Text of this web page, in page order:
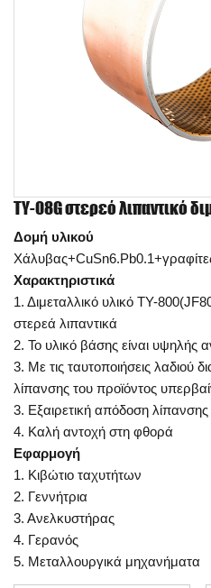
TY-08G στερεό λιπαντικό
Δομή υλικού
Χαρακτηριστικά
1. Διμεταλλικό υλικό TY-
στερεά λιπαντικά
2. Το υλικό βάσης είναι υψηλής
3. Με τις ταυτοποιήσεις λαδιού
λίπανσης του προϊόντος
3. Εξαιρετική απόδοση λίπανσης
4. Καλή αντοχή στη φθορά
Εφαρμογή
1. Κιβώτιο ταχυτήτων
2. Γεννήτρια
3. Ανελκυστήρας
4. Γερανός
5. Μεταλλουργικά μηχανήματα